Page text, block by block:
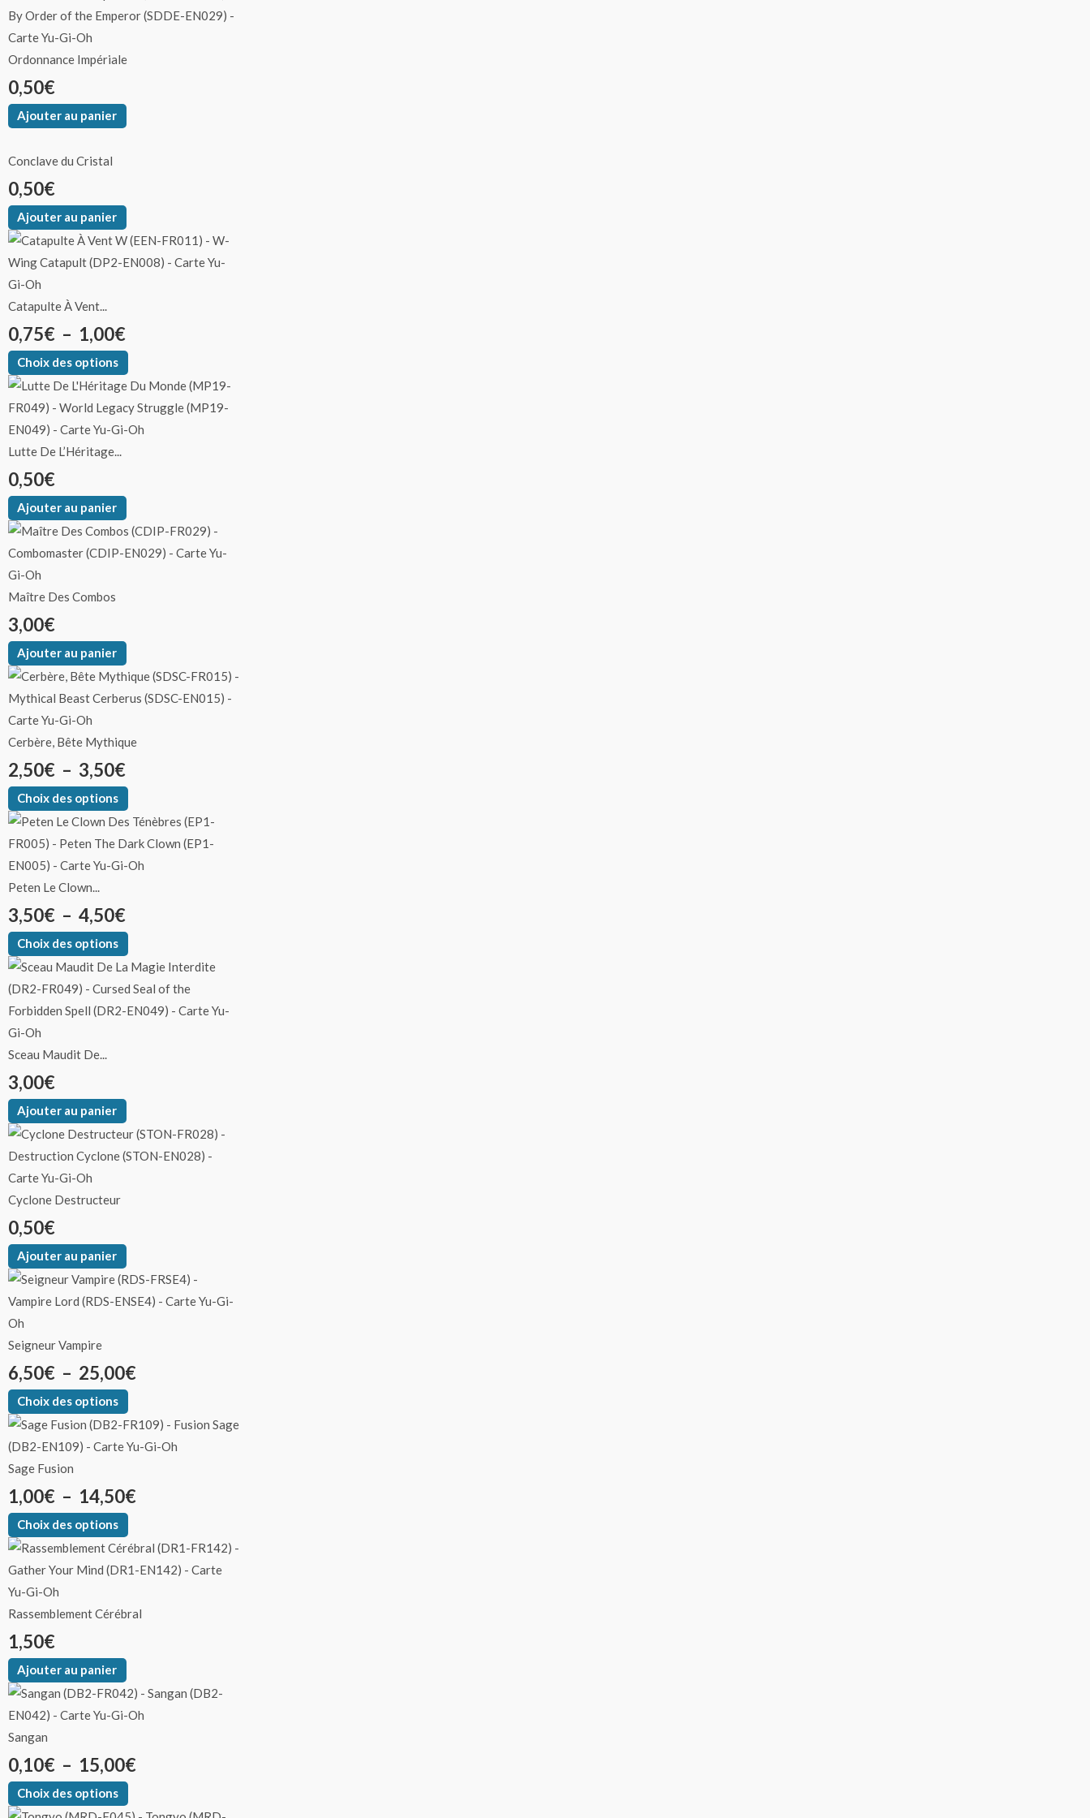
produit
Ordonnance Impériale
0,50€
Ajouter au panier
Conclave du Cristal
0,50€
Ajouter au panier
Catapulte À Vent...
0,75€ – 1,00€
Choix des options
produit
Lutte De L’Héritage...
0,50€
Ajouter au panier
Maître Des Combos
3,00€
Ajouter au panier
Cerbère, Bête Mythique
2,50€ – 3,50€
Choix des options
produit
Peten Le Clown...
3,50€ – 4,50€
Choix des options
produit
Sceau Maudit De...
3,00€
Ajouter au panier
Cyclone Destructeur
0,50€
Ajouter au panier
Seigneur Vampire
6,50€ – 25,00€
Choix des options
produit
Sage Fusion
1,00€ – 14,50€
Choix des options
produit
Rassemblement Cérébral
1,50€
Ajouter au panier
Sangan
0,10€ – 15,00€
Choix des options
produit
produit
produit
produit
produit
produit
produit
produit
produit
produit